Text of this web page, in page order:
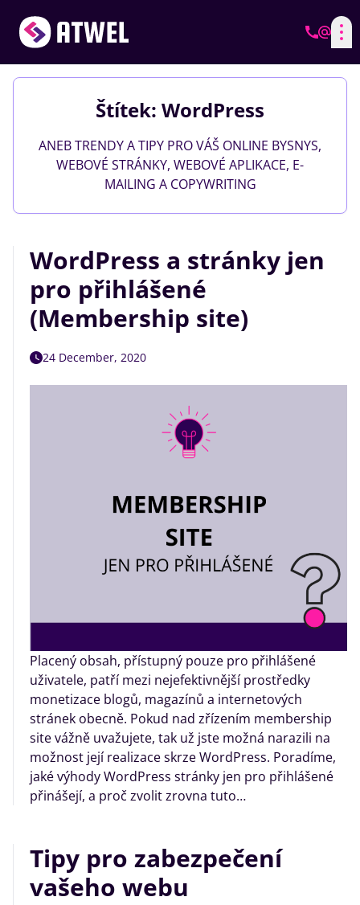
Štítek: WordPress
ANEB TRENDY A TIPY PRO VÁŠ ONLINE BYSNYS,
WEBOVÉ STRÁNKY, WEBOVÉ APLIKACE, E-
MAILING A COPYWRITING
WordPress a stránky jen
pro přihlášené
(Membership site)
24 December, 2020
Placený obsah, přístupný pouze pro přihlášené
uživatele, patří mezi nejefektivnější prostředky
monetizace blogů, magazínů a internetových
stránek obecně. Pokud nad zřízením membership
site vážně uvažujete, tak už jste možná narazili na
možnost její realizace skrze WordPress. Poradíme,
jaké výhody WordPress stránky jen pro přihlášené
přinášejí, a proč zvolit zrovna tuto…
Tipy pro zabezpečení
vašeho webu